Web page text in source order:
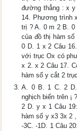
đường thẳng : x
14. Phương trình
trị ? A. 0 m 2 B. 0
của đồ thị hàm
0 D. 1 x 2 Câu
với trục Ox có
x 2. x 2 Câu 17.
hàm số y cắt 2
A. 0 B. 1 C. 2
nghịch biến trên
2 D. y x 1 Câu
hàm số y x3 3x 2
-3C. -1D. 1 Câu